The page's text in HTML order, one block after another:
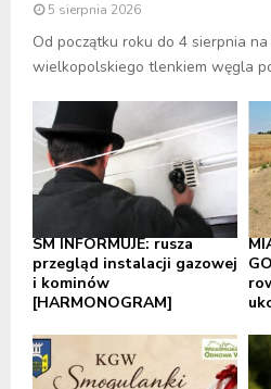
5 sierpnia 2026
Od początku roku do 4 sierpnia
wielkopolskiego tlenkiem węgla
SM INFORMUJE: rusza
przegląd instalacji gazowej
i kominów
[HARMONOGRAM]